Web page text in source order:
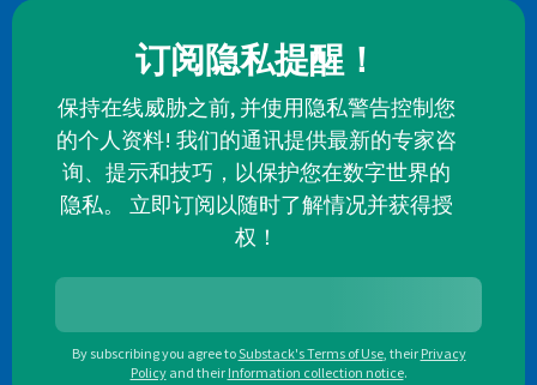
订阅隐私提醒！
保持在线威胁之前, 并使用隐私警告控制您
的个人资料! 我们的通讯提供最新的专家咨
询、提示和技巧，以保护您在数字世界的
隐私。 立即订阅以随时了解情况并获得授
权！
By subscribing you agree toSubstack's Terms of Use, their Privacy
Policy and their Information collection notice.